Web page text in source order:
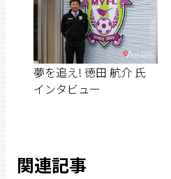
夢を追え! 徳田 航介 氏
インタビュー
関連記事